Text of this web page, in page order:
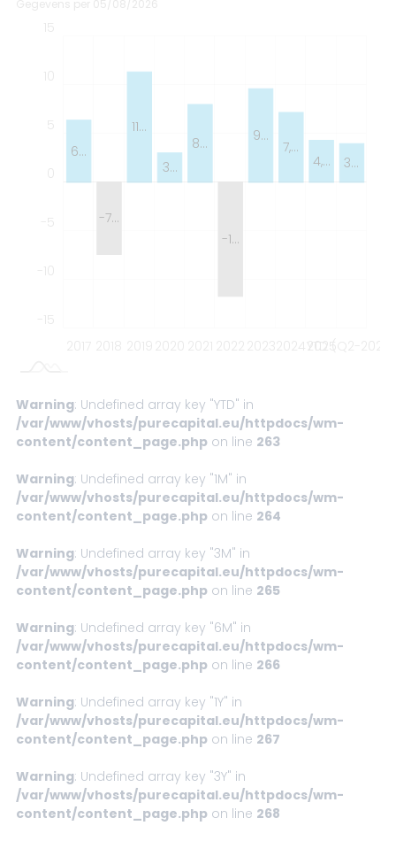
6…
-7…
11…
3…
8…
-1…
9…
7,…
4,… 3…
Warning: Undefined array key "YTD" in
/var/www/vhosts/purecapital.eu/httpdocs/wm-
content/content_page.phpon line 263
Warning: Undefined array key "1M" in
/var/www/vhosts/purecapital.eu/httpdocs/wm-
content/content_page.phpon line 264
Warning: Undefined array key "3M" in
/var/www/vhosts/purecapital.eu/httpdocs/wm-
content/content_page.phpon line 265
Warning: Undefined array key "6M" in
/var/www/vhosts/purecapital.eu/httpdocs/wm-
content/content_page.phpon line 266
Warning: Undefined array key "1Y" in
/var/www/vhosts/purecapital.eu/httpdocs/wm-
content/content_page.phpon line 267
Warning: Undefined array key "3Y" in
/var/www/vhosts/purecapital.eu/httpdocs/wm-
content/content_page.phpon line 268